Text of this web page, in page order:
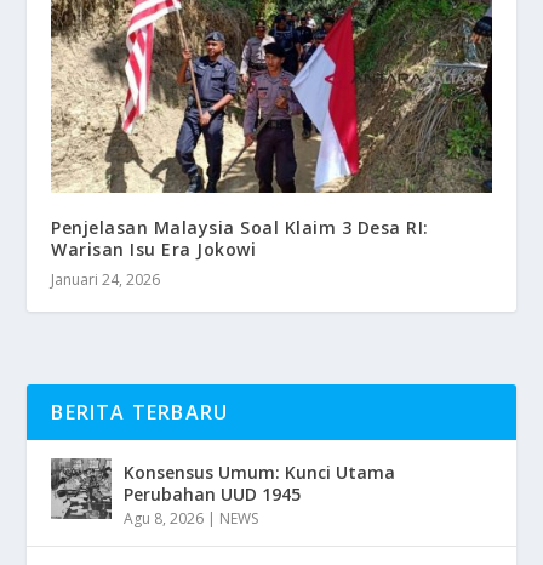
Penjelasan Malaysia Soal Klaim 3 Desa RI:
Warisan Isu Era Jokowi
Januari 24, 2026
BERITA TERBARU
Konsensus Umum: Kunci Utama
Perubahan UUD 1945
Agu 8, 2026 | NEWS